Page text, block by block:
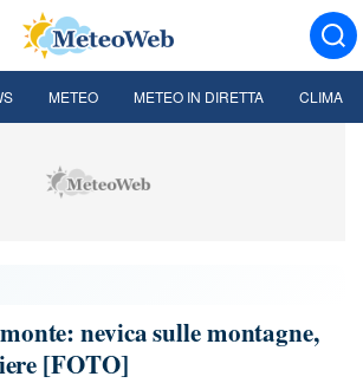
METEO METEO IN DIRETTA CLIMA
nevica sulle montagne,
[FOTO]